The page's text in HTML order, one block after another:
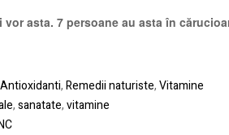
vor asta. 7 persoane au asta în
Antioxidanti,Remedii naturiste,Vitamine
,sanatate,vitamine